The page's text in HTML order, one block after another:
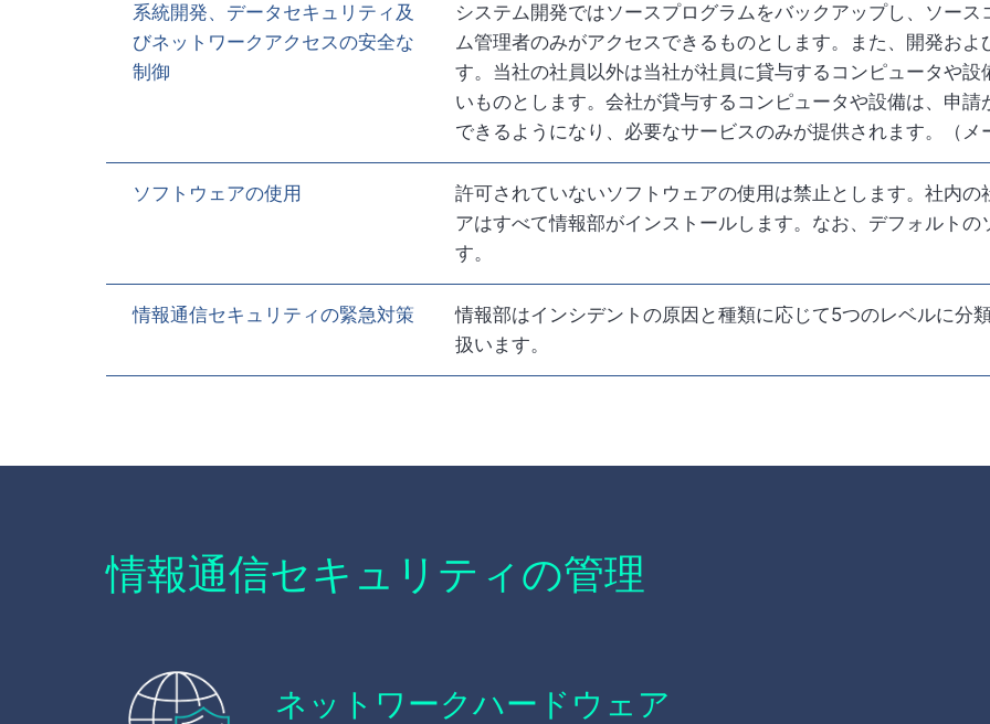
系統開発、データセキュリティ及
びネットワークアクセスの安全な
制御
システム開発ではソースプログラムをバックアップし、ソー
ム管理者のみがアクセスできるものとします。また、開発お
す。当社の社員以外は当社が社員に貸与するコンピュータや
いものとします。会社が貸与するコンピュータや設備は、申
できるようになり、必要なサービスのみが提供されます。（メ
ソフトウェアの使用
許可されていないソフトウェアの使用は禁止とします。社内
アはすべて情報部がインストールします。なお、デフォルト
す。
情報通信セキュリティの緊急対策
情報部はインシデントの原因と種類に応じて5つのレベルに分
扱います。
情報通信セキュリティの管理
ネットワークハードウェア